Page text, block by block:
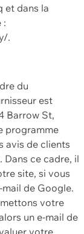
et dans la
:
.
du
est
Barrow St,
programme
avis de clients
ce cadre, il
site, si vous
de Google.
votre
un e-mail de